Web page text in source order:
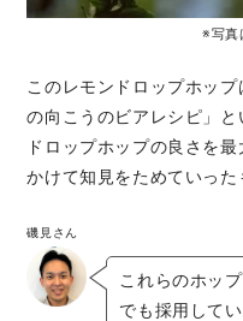
※写真
このレモンドロップホッ
の向こうのビアレシピ」
ドロップホップの良さを
かけて知見をためていった
磯見さん
これらのホッ
でも採用して